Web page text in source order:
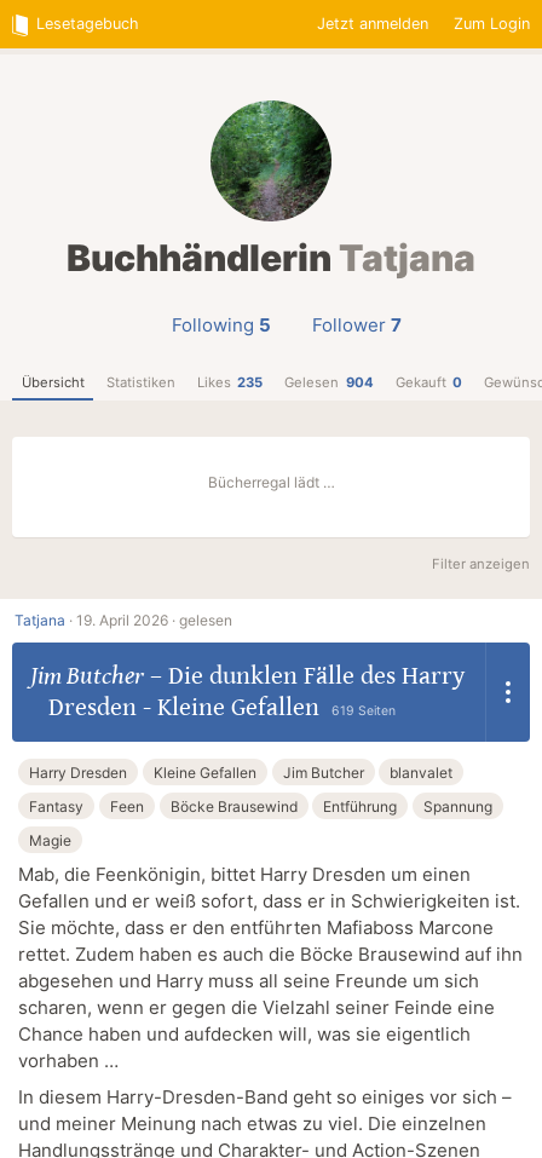
Lesetagebuch Jetzt anmelden Zum Login
Buchhändlerin Tatjana
Following 5 Follower 7
Übersicht Statistiken Likes 235 Gelesen 904 Gekauft 0
Bücherregal lädt …
Filter anzeigen
Tatjana · 19. April 2026 · gelesen
Jim Butcher– Die dunklen Fälle des Harry
Dresden - Kleine Gefallen
619 Seiten
Harry Dresden Kleine Gefallen Jim Butcher
blanvalet
Fantasy
Feen Böcke Brausewind Entführung
Spannung
Magie
Mab, die Feenkönigin, bittet Harry Dresden um einen
Gefallen und er weiß sofort, dass er in Schwierigkeiten ist.
Sie möchte, dass er den entführten Mafiaboss Marcone
rettet. Zudem haben es auch die Böcke Brausewind auf ihn
abgesehen und Harry muss all seine Freunde um sich
scharen, wenn er gegen die Vielzahl seiner Feinde eine
Chance haben und aufdecken will, was sie eigentlich
vorhaben …
In diesem Harry-Dresden-Band geht so einiges vor sich –
und meiner Meinung nach etwas zu viel. Die einzelnen
Handlungsstränge und Charakter- und Action-Szenen